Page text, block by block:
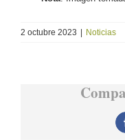
2 octubre 2023 | Noticias